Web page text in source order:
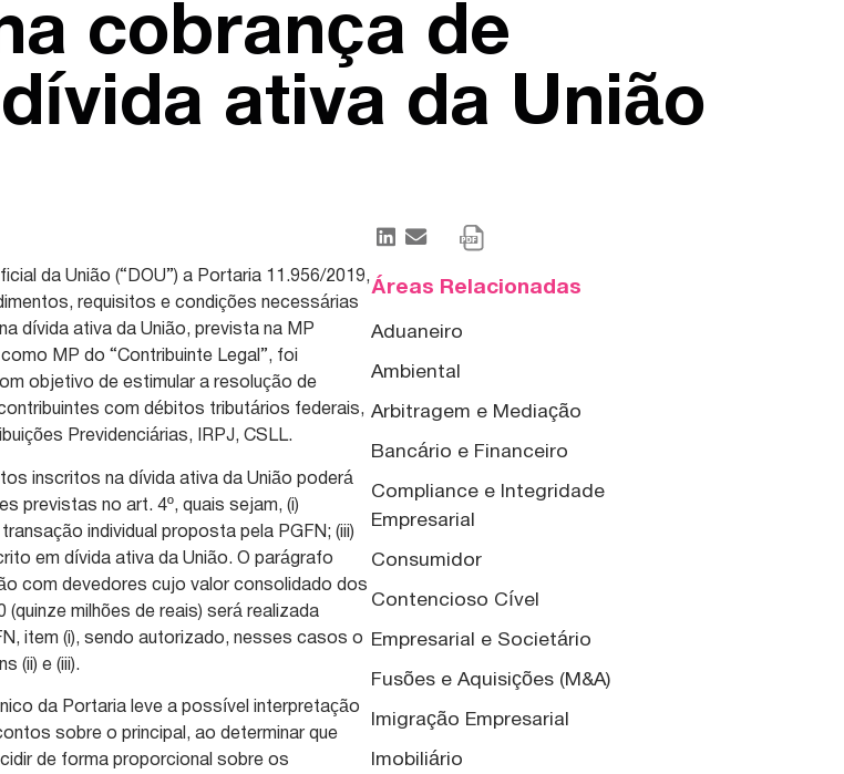
cobrança de
ativa da União
da União (“DOU”) a Portaria 11.956/2019,
requisitos e condições necessárias
dívida ativa da União, prevista na MP
MP do “Contribuinte Legal”, foi
objetivo de estimular a resolução de
com débitos tributários federais,
Previdenciárias, IRPJ, CSLL.
inscritos na dívida ativa da União poderá
previstas no art. 4º, quais sejam, (i)
individual proposta pela PGFN; (iii)
em dívida ativa da União. O parágrafo
com devedores cujo valor consolidado dos
milhões de reais) será realizada
item (i), sendo autorizado, nesses casos o
(ii) e (iii).
da Portaria leve a possível interpretação
sobre o principal, ao determinar que
de forma proporcional sobre os
Áreas Relacionadas
Aduaneiro
Ambiental
Arbitragem e Mediação
Bancário e Financeiro
Compliance e Integridade
Empresarial
Consumidor
Contencioso Cível
Empresarial e Societário
Fusões e Aquisições (M&A)
Imigração Empresarial
Imobiliário